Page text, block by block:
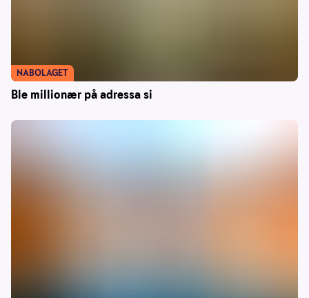
Ble millionær på adressa si
NABOLAGET